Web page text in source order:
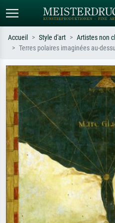
Recherchez par artiste, titre ou style –
ex. Monet, Nuit étoilée,
impressionnisme, vague de Hokusai,
nu.
Accueil Style d'art Artistes non
Terres polaires imaginées au-